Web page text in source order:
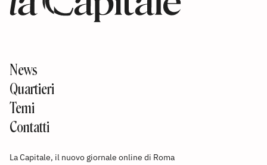
News
Quartieri
Temi
Contatti
La Capitale, il nuovo giornale online di Roma